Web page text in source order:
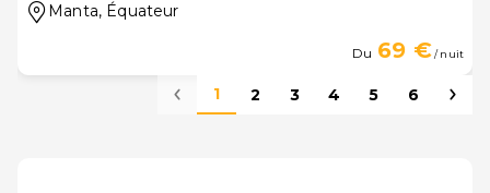
Manta, Équateur
Du 69 €/ nuit
1 2 3 4 5 6